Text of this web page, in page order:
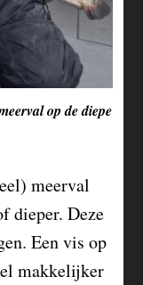
op de diepe
meerval
dieper. Deze
Een vis op
makkelijker